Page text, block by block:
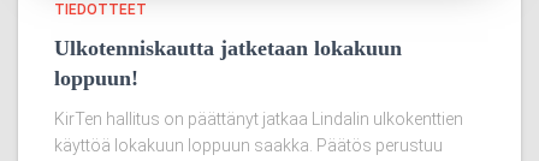
TIEDOTTEET
Ulkotenniskautta jatketaan lokakuun
loppuun!
KirTen hallitus on päättänyt jatkaa Lindalin ulkokenttien
käyttöä lokakuun loppuun saakka. Päätös perustuu